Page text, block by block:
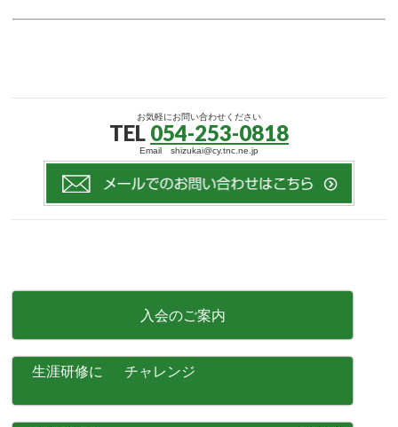
お気軽にお問い合わせください
TEL 054-253-0818
Email shizukai@cy.tnc.ne.jp
入会のご案内
生涯研修に チャレンジ